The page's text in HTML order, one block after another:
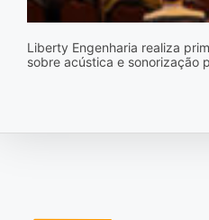
Liberty Engenharia realiza
sobre acústica e sonorização